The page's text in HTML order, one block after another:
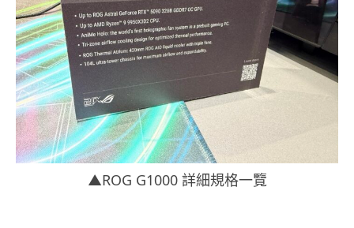
▲ROG G1000 詳細規格一覽